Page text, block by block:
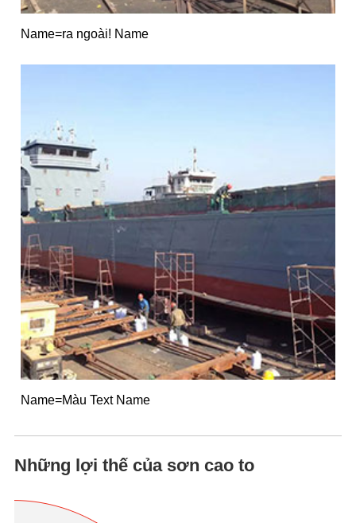
Name=ra ngoài! Name
Name=Màu Text Name
Những lợi thế của sơn cao to